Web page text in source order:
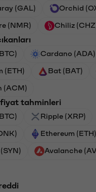
(GAL) Orchid
(NMR) Chiliz
Cardano (ADA)
(ETH) Bat (BAT)
(ACM)
tahminleri
Ripple (XRP)
Ethereum (ETH)
Avalanche